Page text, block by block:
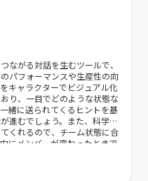
ながる対話を生むツールで、
パフォーマンスや生産性の向
キャラクターでビジュアル化
り、一目でどのような状態な
緒に送られてくるヒントを基
進むでしょう。また、科学的
くれるので、チーム状態に合
にメンバーが変わったときで
き、サポートセンターに連絡
ームのムードを改善したい企